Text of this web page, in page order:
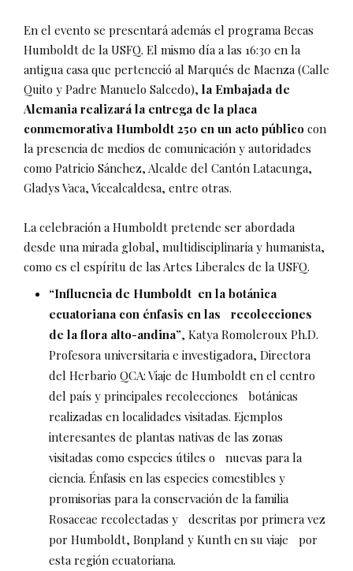
En el evento se presentará además el programa Becas
Humboldt de la USFQ. El mismo día a las 16:30 en la
antigua casa que perteneció al Marqués de Maenza (Calle
Quito y Padre Manuelo Salcedo), la Embajada de
Alemania realizará la entrega de la placa
conmemorativa Humboldt 250 en un acto público con
la presencia de medios de comunicación y autoridades
como Patricio Sánchez, Alcalde del Cantón Latacunga,
Gladys Vaca, Vicealcaldesa, entre otras.
La celebración a Humboldt pretende ser abordada
desde una mirada global, multidisciplinaria y humanista,
como es el espíritu de las Artes Liberales de la USFQ.
“Influencia de Humboldt en la botánica
ecuatoriana con énfasis en las recolecciones
de la flora alto-andina”, Katya Romoleroux Ph.D.
Profesora universitaria e investigadora, Directora
del Herbario QCA: Viaje de Humboldt en el centro
del país y principales recolecciones botánicas
realizadas en localidades visitadas. Ejemplos
interesantes de plantas nativas de las zonas
visitadas como especies útiles o nuevas para la
ciencia. Énfasis en las especies comestibles y
promisorias para la conservación de la familia
Rosaceae recolectadas y descritas por primera vez
por Humboldt, Bonpland y Kunth en su viaje por
esta región ecuatoriana.